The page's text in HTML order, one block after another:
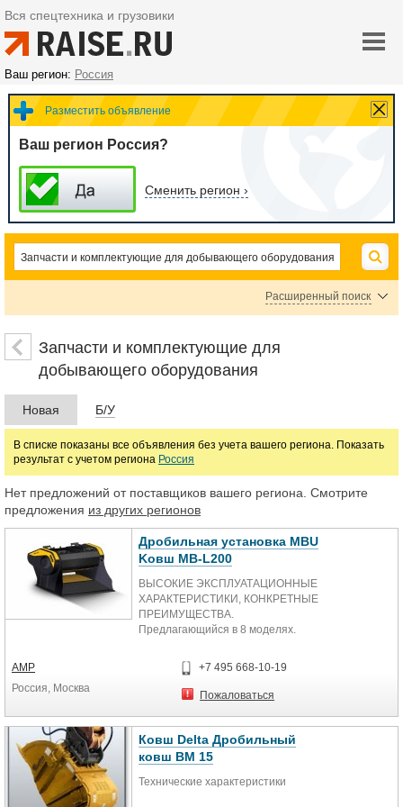
Вся спецтехника и грузовики
Ваш регион: Россия
Разместить объявление
Ваш регион Россия?
Сменить регион ›
Расширенный поиск
Цена
руб.
Марка
Запчасти и комплектующие для
добывающего оборудования
Новая Б/У
В списке показаны все объявления без учета вашего региона. Показать
результат с учетом региона Россия
Нет предложений от поставщиков вашего региона. Смотрите
предложения из других регионов
Дробильная установка MBU
Kовш MB-L200
ВЫСОКИЕ ЭКСПЛУАТАЦИОННЫЕ
ХАРАКТЕРИСТИКИ, КОНКРЕТНЫЕ
ПРЕИМУЩЕСТВА.
Предлагающийся в 8 моделях.
современное и инновационное
решение вопросов дробления на
любом объекте. Подходит для
настоящая революция в сфере
земляных работ.
Дробильный Ковш MB первый, из
АМР
Россия, Москва
+7 495 668-10-19
Пожаловаться
Ковш Delta Дробильный
ковш BM 15
Технические характеристики